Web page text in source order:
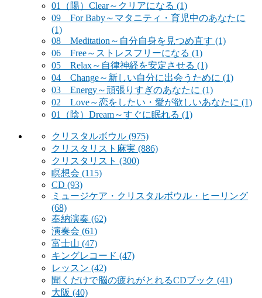
01（陽）Clear～クリアになる (1)
09 For Baby～マタニティ・育児中のあなたに
(1)
08 Meditation～自分自身を見つめ直す (1)
06 Free～ストレスフリーになる (1)
05 Relax～自律神経を安定させる (1)
04 Change～新しい自分に出会うために (1)
03 Energy～頑張りすぎのあなたに (1)
02 Love～恋をしたい・愛が欲しいあなたに (1)
01（陰）Dream～すぐに眠れる (1)
クリスタルボウル (975)
クリスタリスト麻実 (886)
クリスタリスト (300)
瞑想会 (115)
CD (93)
ミュージケア・クリスタルボウル・ヒーリング
(68)
奉納演奏 (62)
演奏会 (61)
富士山 (47)
キングレコード (47)
レッスン (42)
聞くだけで脳の疲れがとれるCDブック (41)
大阪 (40)